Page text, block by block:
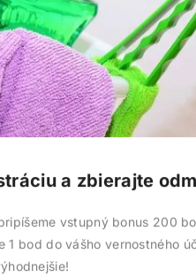
0
z
5
3,40€
a zbierajte
vstupný bonus 200
1 bod do vášho vernostného